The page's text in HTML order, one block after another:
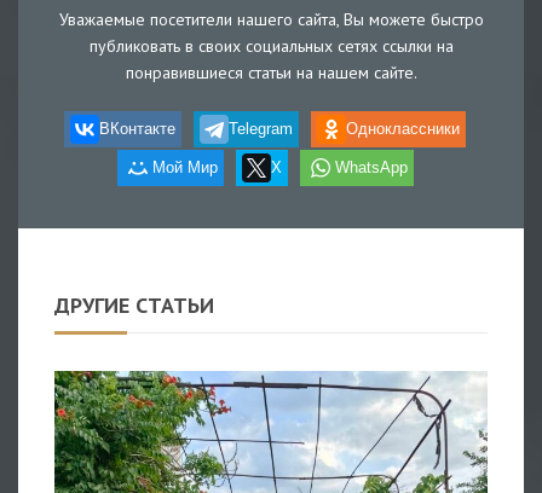
Уважаемые посетители нашего сайта, Вы можете быстро
публиковать в своих социальных сетях ссылки на
понравившиеся статьи на нашем сайте.
ВКонтакте Telegram Одноклассники
Мой Мир X WhatsApp
ДРУГИЕ СТАТЬИ